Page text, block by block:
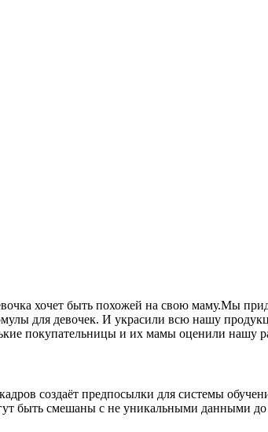
хочет быть похожей на свою маму.Мы
для девочек. И украсили всю нашу
покупательницы и их мамы оценили нашу
создаёт предпосылки для системы
быть смешаны с не уникальными данными до